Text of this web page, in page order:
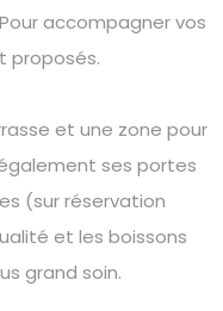
accompagner vos
proposés.
et une zone pour
ses portes
(sur réservation
et les boissons
grand soin.